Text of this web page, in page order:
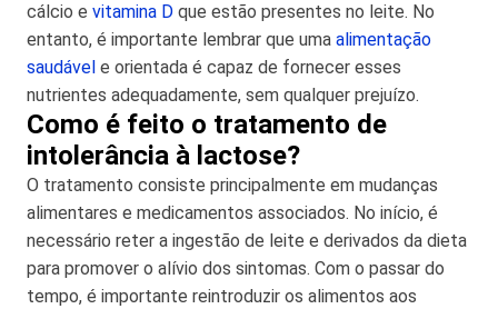
cálcio e vitamina D que estão presentes no leite. No
entanto, é importante lembrar que uma alimentação
saudável e orientada é capaz de fornecer esses
nutrientes adequadamente, sem qualquer prejuízo.
Como é feito o tratamento de
intolerância à lactose?
O tratamento consiste principalmente em mudanças
alimentares e medicamentos associados. No início, é
necessário reter a ingestão de leite e derivados da dieta
para promover o alívio dos sintomas. Com o passar do
tempo, é importante reintroduzir os alimentos aos